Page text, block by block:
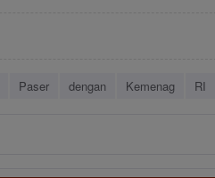
Paser dengan Kemenag RI